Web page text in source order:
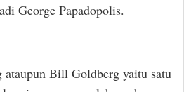
George Papadopolis.
Bill Goldberg yaitu satu